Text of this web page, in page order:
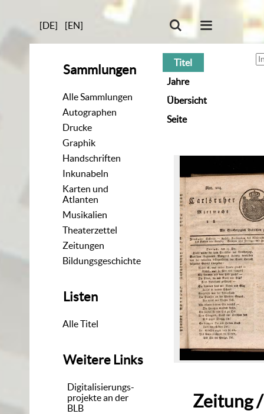
[DE] [EN]
Sammlungen
Alle Sammlungen
Autographen
Drucke
Graphik
Handschriften
Inkunabeln
Karten und
Atlanten
Musikalien
Theaterzettel
Zeitungen
Bildungsgeschichte
Listen
Alle Titel
Weitere Links
Digitalisierungs-
projekte an der
BLB
Titel
Jahre
Übersicht
Seite
Zeitung